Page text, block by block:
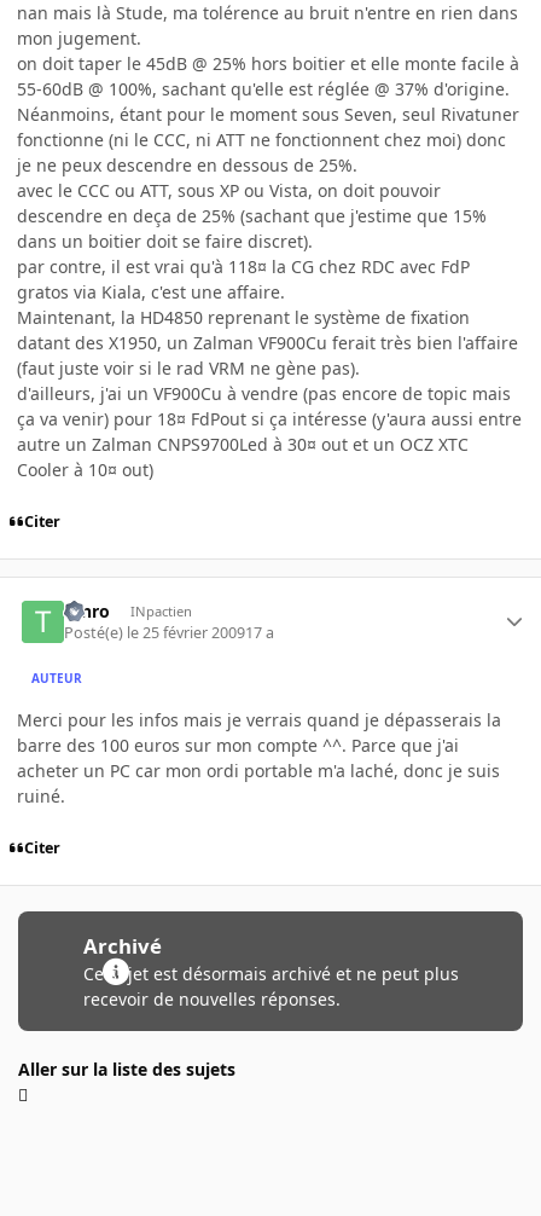
nan mais là Stude, ma tolérence au bruit n'entre en rien dans
mon jugement.
on doit taper le 45dB @ 25% hors boitier et elle monte facile à
55-60dB @ 100%, sachant qu'elle est réglée @ 37% d'origine.
Néanmoins, étant pour le moment sous Seven, seul Rivatuner
fonctionne (ni le CCC, ni ATT ne fonctionnent chez moi) donc
je ne peux descendre en dessous de 25%.
avec le CCC ou ATT, sous XP ou Vista, on doit pouvoir
descendre en deça de 25% (sachant que j'estime que 15%
dans un boitier doit se faire discret).
par contre, il est vrai qu'à 118¤ la CG chez RDC avec FdP
gratos via Kiala, c'est une affaire.
Maintenant, la HD4850 reprenant le système de fixation
datant des X1950, un Zalman VF900Cu ferait très bien l'affaire
(faut juste voir si le rad VRM ne gène pas).
d'ailleurs, j'ai un VF900Cu à vendre (pas encore de topic mais
ça va venir) pour 18¤ FdPout si ça intéresse (y'aura aussi entre
autre un Zalman CNPS9700Led à 30¤ out et un OCZ XTC
Cooler à 10¤ out)
Citer
tenro INpactien
Posté(e) le 25 février 200917 a
AUTEUR
Merci pour les infos mais je verrais quand je dépasserais la
barre des 100 euros sur mon compte ^^. Parce que j'ai
acheter un PC car mon ordi portable m'a laché, donc je suis
ruiné.
Citer
Archivé
Ce sujet est désormais archivé et ne peut plus
recevoir de nouvelles réponses.
Aller sur la liste des sujets